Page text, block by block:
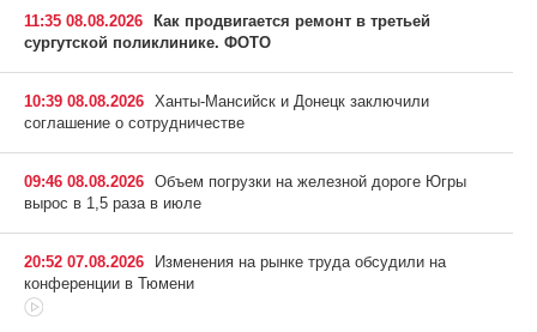
11:35 08.08.2026
Как продвигается ремонт в третьей
сургутской поликлинике. ФОТО
10:39 08.08.2026 Ханты-Мансийск и Донецк заключили
соглашение о сотрудничестве
09:46 08.08.2026 Объем погрузки на железной дороге Югры
вырос в 1,5 раза в июле
20:52 07.08.2026
Изменения на рынке труда обсудили на
конференции в Тюмени